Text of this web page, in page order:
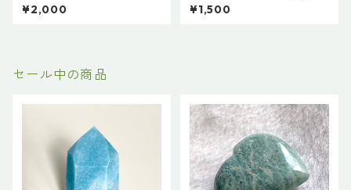
¥2,000 ¥1,500
セール中の商品